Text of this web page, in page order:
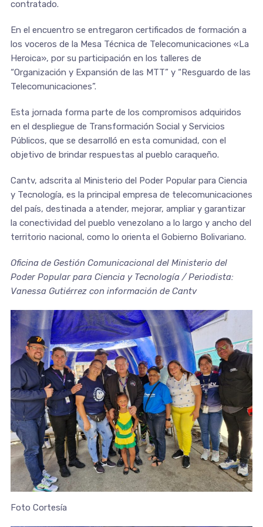
contratado.
En el encuentro se entregaron certificados de formación a
los voceros de la Mesa Técnica de Telecomunicaciones «La
Heroica», por su participación en los talleres de
“Organización y Expansión de las MTT” y “Resguardo de las
Telecomunicaciones”.
Esta jornada forma parte de los compromisos adquiridos
en el despliegue de Transformación Social y Servicios
Públicos, que se desarrolló en esta comunidad, con el
objetivo de brindar respuestas al pueblo caraqueño.
Cantv, adscrita al Ministerio del Poder Popular para Ciencia
y Tecnología, es la principal empresa de telecomunicaciones
del país, destinada a atender, mejorar, ampliar y garantizar
la conectividad del pueblo venezolano a lo largo y ancho del
territorio nacional, como lo orienta el Gobierno Bolivariano.
Oficina de Gestión Comunicacional del Ministerio del
Poder Popular para Ciencia y Tecnología / Periodista:
Vanessa Gutiérrez con información de Cantv
Foto Cortesía